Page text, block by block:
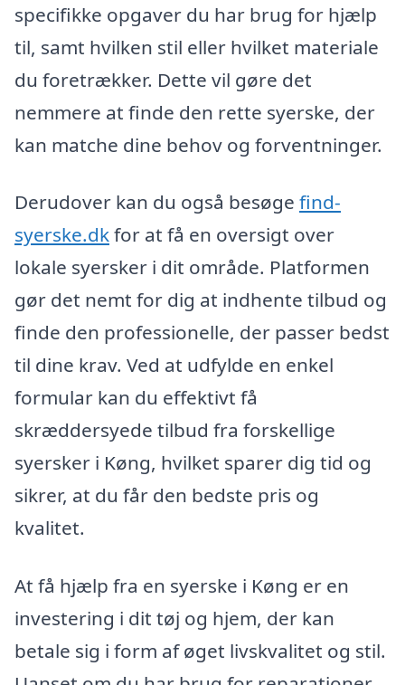
specifikke opgaver du har brug for hjælp
til, samt hvilken stil eller hvilket materiale
du foretrækker. Dette vil gøre det
nemmere at finde den rette syerske, der
kan matche dine behov og forventninger.
Derudover kan du også besøge find-
syerske.dkfor at få en oversigt over
lokale syersker i dit område. Platformen
gør det nemt for dig at indhente tilbud og
finde den professionelle, der passer bedst
til dine krav. Ved at udfylde en enkel
formular kan du effektivt få
skræddersyede tilbud fra forskellige
syersker i Køng, hvilket sparer dig tid og
sikrer, at du får den bedste pris og
kvalitet.
At få hjælp fra en syerske i Køng er en
investering i dit tøj og hjem, der kan
betale sig i form af øget livskvalitet og stil.